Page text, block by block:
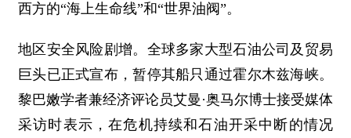
西方的“海上生命线”和“世界油阀”。
地区安全风险剧增。全球多家大型石油公司及贸易
巨头已正式宣布，暂停其船只通过霍尔木兹海峡。
黎巴嫩学者兼经济评论员艾曼·奥马尔博士接受媒体
采访时表示，在危机持续和石油开采中断的情况